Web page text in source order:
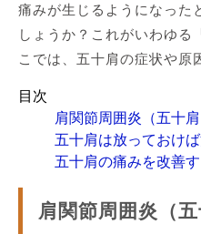
痛みが生じるようになった
しょうか？これがいわゆる
こでは、五十肩の症状や原
目次
肩関節周囲炎（五十
五十肩は放っておけば
五十肩の痛みを改善
肩関節周囲炎（